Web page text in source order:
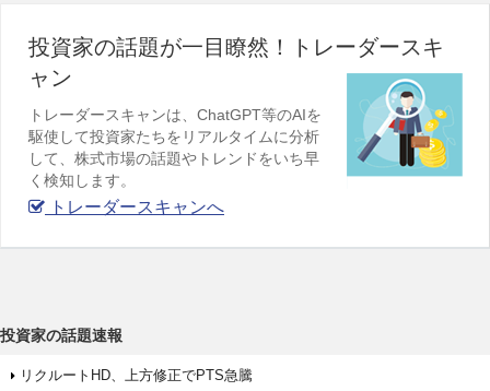
投資家の話題が一目瞭然！トレーダースキ
ャン
トレーダースキャンは、ChatGPT等のAIを
駆使して投資家たちをリアルタイムに分析
して、株式市場の話題やトレンドをいち早
く検知します。
トレーダースキャンへ
投資家の話題速報
リクルートHD、上方修正でPTS急騰